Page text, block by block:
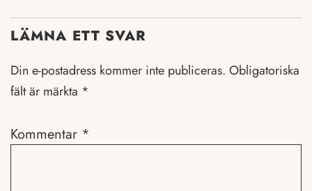
LÄMNA ETT SVAR
Din e-postadress kommer inte publiceras. Obligatoriska
fält är märkta *
Kommentar *